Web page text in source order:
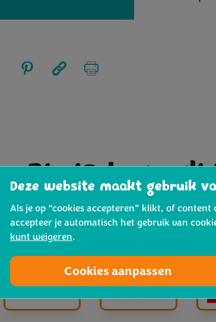
Bimi®
Deze website maakt gebruik
Als je op “cookies accepteren” klikt, of content
accepteer je automatisch het gebruik van
kunt weigeren.
Cookies aanpassen